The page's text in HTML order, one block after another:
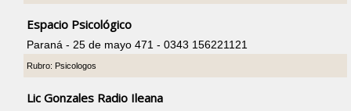
Espacio Psicológico
Paraná - 25 de mayo 471 - 0343 156221121
Rubro: Psicologos
Lic Gonzales Radio Ileana